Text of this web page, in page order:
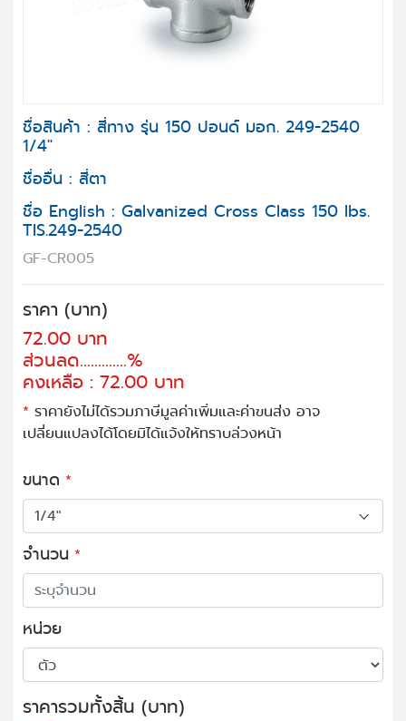
ชื่อสินค้า : สี่ทาง รุ่น 150 ปอนด์ มอก. 249-2540
1/4"
ชื่ออื่น : สี่ตา
ชื่อ English : Galvanized Cross Class 150 lbs.
TIS.249-2540
GF-CR005
ราคา (บาท)
72.00 บาท
ส่วนลด.............%
คงเหลือ : 72.00 บาท
* ราคายังไม่ได้รวมภาษีมูลค่าเพิ่มและค่าขนส่ง อาจ
เปลี่ยนแปลงได้โดยมิได้แจ้งให้ทราบล่วงหน้า
ขนาด *
จำนวน *
หน่วย
ราคารวมทั้งสิ้น (บาท)